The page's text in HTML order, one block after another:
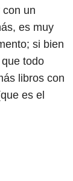
un
es muy
si bien
todo
libros con
es el